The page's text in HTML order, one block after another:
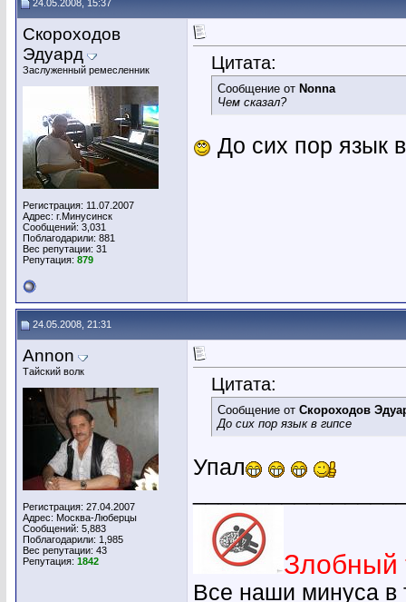
24.05.2008, 15:37
Скороходов
Эдуард
Заслуженный ремесленник
Регистрация: 11.07.2007
Адрес: г.Минусинск
Сообщений: 3,031
Поблагодарили: 881
Вес репутации: 31
Репутация: 879
Цитата:
Сообщение от Nonna
Чем сказал?
До сих пор язык
24.05.2008, 21:31
Annon
Тайский волк
Регистрация: 27.04.2007
Адрес: Москва-Люберцы
Сообщений: 5,883
Поблагодарили: 1,985
Вес репутации: 43
Репутация: 1842
Цитата:
Сообщение от Скороходов
До сих пор язык в гипсе
Упал
Злобный
Все наши минуса